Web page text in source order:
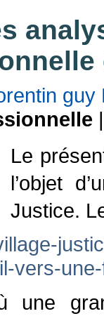
guy
Le
l’objet
Justice.
vers-
une